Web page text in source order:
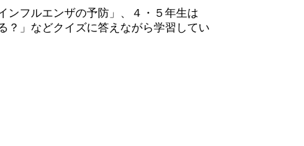
ンフルエンザの予防」、４・５年生は
？」などクイズに答えながら学習してい